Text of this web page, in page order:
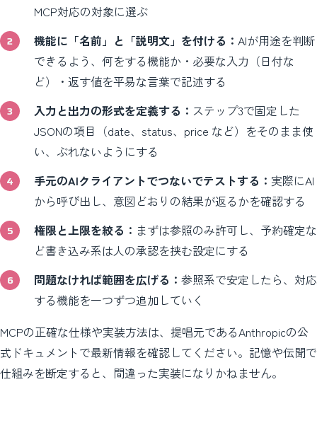
MCP対応の対象に選ぶ
機能に「名前」と「説明文」を付ける： AIが用途を判断
できるよう、何をする機能か・必要な入力（日付な
ど）・返す値を平易な言葉で記述する
入力と出力の形式を定義する： ステップ3で固定した
JSONの項目（date、status、price など）をそのまま使
い、ぶれないようにする
手元のAIクライアントでつないでテストする： 実際にAI
から呼び出し、意図どおりの結果が返るかを確認する
権限と上限を絞る： まずは参照のみ許可し、予約確定な
ど書き込み系は人の承認を挟む設定にする
問題なければ範囲を広げる： 参照系で安定したら、対応
する機能を一つずつ追加していく
MCPの正確な仕様や実装方法は、提唱元であるAnthropicの公
式ドキュメントで最新情報を確認してください。記憶や伝聞で
仕組みを断定すると、間違った実装になりかねません。